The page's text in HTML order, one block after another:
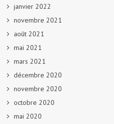
janvier 2022
novembre 2021
août 2021
mai 2021
mars 2021
décembre 2020
novembre 2020
octobre 2020
mai 2020